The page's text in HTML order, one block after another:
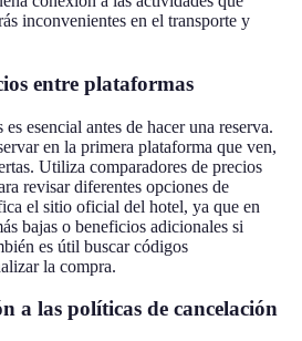
inconvenientes en el transporte y
entre plataformas
esencial antes de hacer una reserva.
en la primera plataforma que ven,
Utiliza comparadores de precios
revisar diferentes opciones de
el sitio oficial del hotel, ya que en
bajas o beneficios adicionales si
es útil buscar códigos
la compra.
a las políticas de cancelación